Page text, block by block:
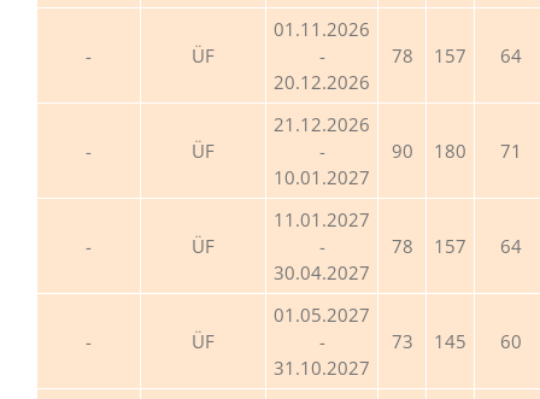
ÜF
01.11.2026
-
20.12.2026
78 157 64
ÜF
21.12.2026
-
10.01.2027
90 180 71
ÜF
11.01.2027
-
30.04.2027
78 157 64
ÜF
01.05.2027
-
31.10.2027
73 145 60